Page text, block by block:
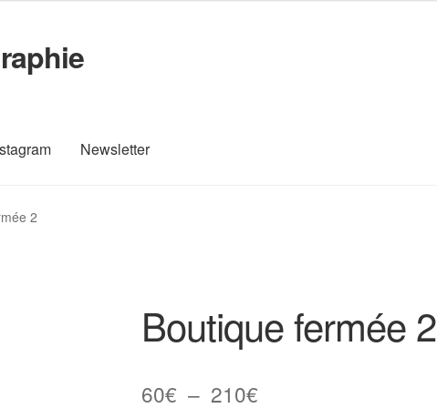
Newsletter
Contact
2
Boutique fermée 2
60€ – 210€Plage